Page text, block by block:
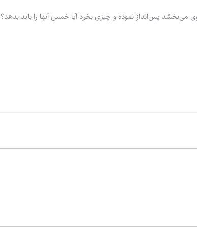
ومی‌بخشد پس‌انداز نموده و چیزی بخرد آیا خمس آنها را باید بدهد؟